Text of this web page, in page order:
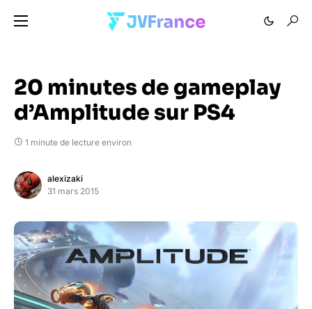
20 minutes de gameplay
d’Amplitude sur PS4
1 minute de lecture environ
alexizaki
31 mars 2015